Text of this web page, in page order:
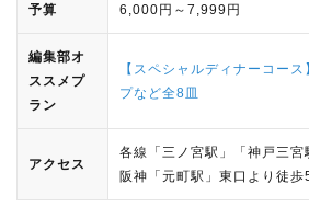
予算 6,000円～7,999円
編集部オ
ススメプ
ラン
【スペシャルディナーコー
プなど全8皿
アクセス
各線「三ノ宮駅」「神戸三宮
阪神「元町駅」東口より徒歩